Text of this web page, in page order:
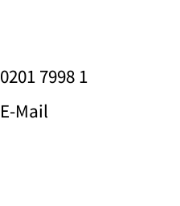
0201 7998 1
E-Mail